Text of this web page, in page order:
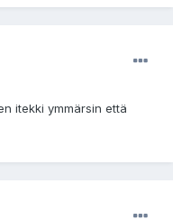
itekki ymmärsin että